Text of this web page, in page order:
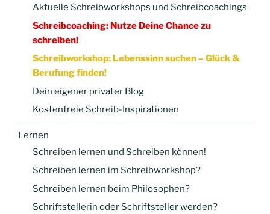
Aktuelle Schreibworkshops und Schreibcoachings
Schreibcoaching: Nutze Deine Chance zu
schreiben!
Schreibworkshop: Lebenssinn suchen – Glück &
Berufung finden!
Dein eigener privater Blog
Kostenfreie Schreib-Inspirationen
Lernen
Schreiben lernen und Schreiben können!
Schreiben lernen im Schreibworkshop?
Schreiben lernen beim Philosophen?
Schriftstellerin oder Schriftsteller werden?